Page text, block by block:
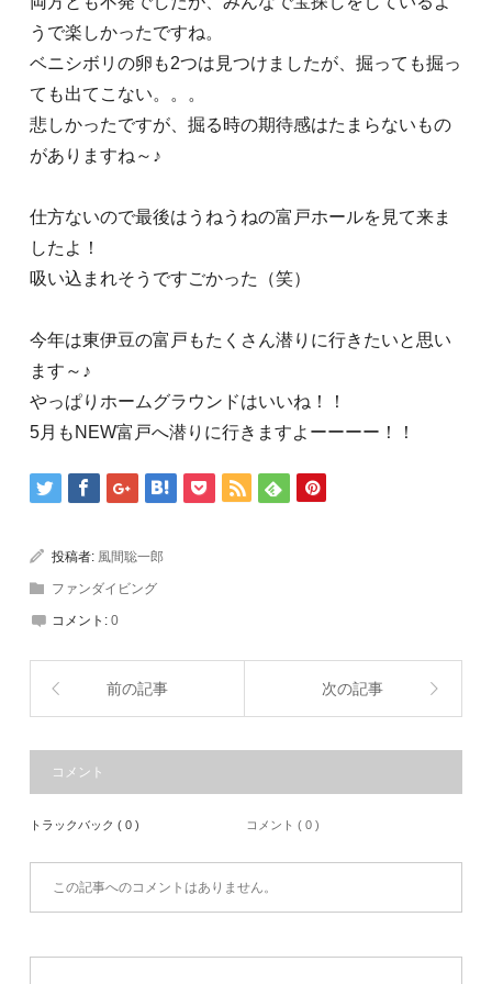
うで楽しかったですね。
ベニシボリの卵も2つは見つけましたが、掘っても掘っ
ても出てこない。。。
悲しかったですが、掘る時の期待感はたまらないもの
がありますね～♪
仕方ないので最後はうねうねの富戸ホールを見て来ま
したよ！
吸い込まれそうですごかった（笑）
今年は東伊豆の富戸もたくさん潜りに行きたいと思い
ます～♪
やっぱりホームグラウンドはいいね！！
5月もNEW富戸へ潜りに行きますよーーーー！！
投稿者: 風間聡一郎
ファンダイビング
コメント:0
前の記事 次の記事
コメント
トラックバック ( 0 ) コメント ( 0 )
この記事へのコメントはありません。